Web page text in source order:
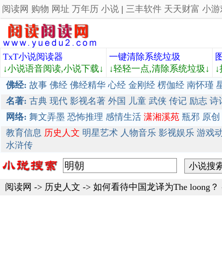
阅读网 购物 网址 万年历 小说 | 三丰软件 天天财富 小游
TxT小说阅读器
↓小说语音阅读,小说下载↓
一键清除系统垃圾
↓轻轻一点,清除系统垃圾↓
佛经: 故事 佛经 佛经精华 心经 金刚经 楞伽经 南怀瑾
名著: 古典 现代 影视名著 外国 儿童 武侠 传记 励志 诗
网络: 舞文弄墨 恐怖推理 感情生活 潇湘溪苑 瓶邪 原创
教育信息 历史人文 明星艺术 人物音乐 影视娱乐 游戏
水浒传
阅读网 -> 历史人文 -> 如何看待中国龙译为The loong？